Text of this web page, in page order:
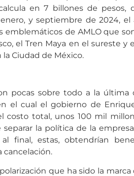
en 7 billones de pesos,
y septiembre de 2024, el
emblemáticos de AMLO que
el Tren Maya en el sureste y
Ciudad de México.
pocas sobre todo a la última
el cual el gobierno de
costo total, unos 100 mil
la política de la
final, estas, obtendrían
cancelación.
que ha sido la marca